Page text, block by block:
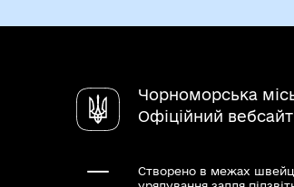
Чорноморська
Офіційний вебсайт
Створено в межах